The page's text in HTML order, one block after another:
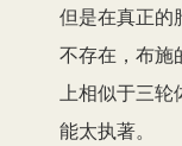
但是在真正的
不存在，布施
上相似于三轮
能太执著。